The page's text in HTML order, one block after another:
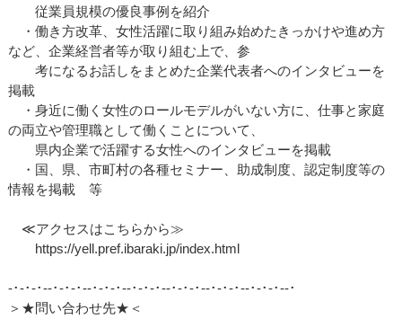
従業員規模の優良事例を紹介
・働き方改革、女性活躍に取り組み始めたきっかけや進め方
など、企業経営者等が取り組む上で、参
考になるお話しをまとめた企業代表者へのインタビューを
掲載
・身近に働く女性のロールモデルがいない方に、仕事と家庭
の両立や管理職として働くことについて、
県内企業で活躍する女性へのインタビューを掲載
・国、県、市町村の各種セミナー、助成制度、認定制度等の
情報を掲載 等
≪アクセスはこちらから≫
https://yell.pref.ibaraki.jp/index.html
‐･‐･‐･‐‐･‐･‐･‐‐･‐･‐･‐‐･‐･‐･‐‐･‐･‐･‐‐･‐･‐･‐‐･‐･‐･‐‐･
＞★問い合わせ先★＜